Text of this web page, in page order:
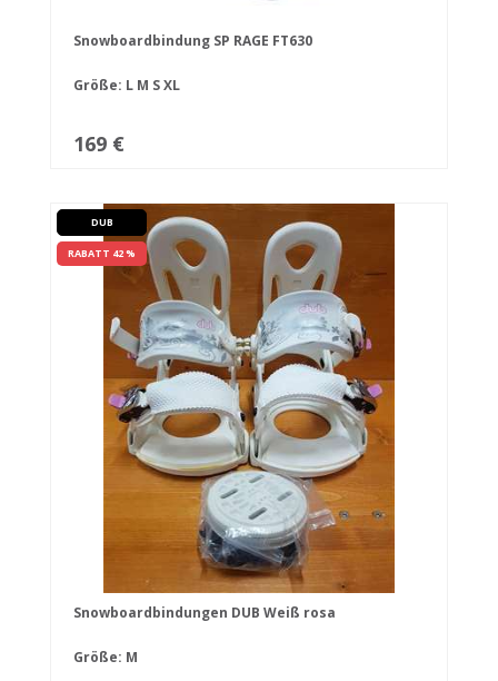
Snowboardbindung SP RAGE FT630
Größe: L M SXL
169 €
DUB
RABATT 42 %
Snowboardbindungen DUB Weiß rosa
Größe: M